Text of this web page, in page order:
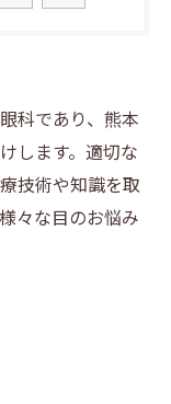
科であり、熊本
します。適切な
技術や知識を取
々な目のお悩み